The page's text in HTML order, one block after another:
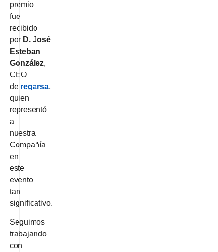
premio
fue
recibido
por D. José
Esteban
González,
CEO
de regarsa,
quien
representó
a
nuestra
Compañía
en
este
evento
tan
significativo.
Seguimos
trabajando
con